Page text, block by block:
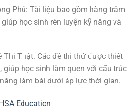
Phú: Tài liệu bao gồm hàng trăm
học sinh rèn luyện kỹ năng và
Thi Thật: Các đề thi thử được thiết
giúp học sinh làm quen với cấu trúc
làm bài dưới áp lực thời gian.
HSA Education